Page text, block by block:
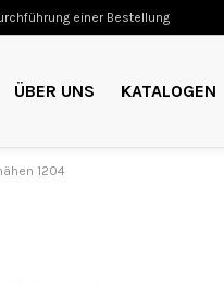
einer Bestellung
ÜBER UNS KATALOGEN
1204